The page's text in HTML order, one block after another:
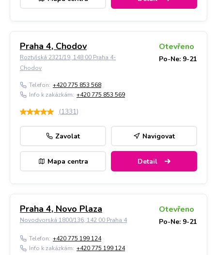
Praha 4, Chodov
Roztylská 2321/19, 148 00 Praha 4-
Chodov
Otevřeno
Po-Ne: 9-21
Telefon: +420 775 853 568
Info k zakázkám: +420 775 853 569
(1331)
Zavolat Navigovat
Mapa centra Detail
Praha 4, Novo Plaza
Novodvorská 1800/136, 142 00 Praha 4
Otevřeno
Po-Ne: 9-21
Telefon: +420 775 199 124
Info k zakázkám: +420 775 199 124